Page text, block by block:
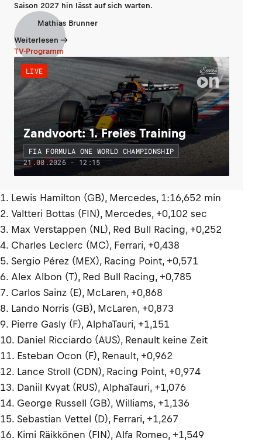
Saison 2027 hin lässt auf sich warten.
Mathias Brunner
Weiterlesen
TV-Programm
LIVE
Zandvoort: 1. Freies Training
FIA FORMULA ONE WORLD CHAMPIONSHIP
21.08.2026 - 12:15
1. Lewis Hamilton (GB), Mercedes, 1:16,652 min
2. Valtteri Bottas (FIN), Mercedes, +0,102 sec
3. Max Verstappen (NL), Red Bull Racing, +0,252
4. Charles Leclerc (MC), Ferrari, +0,438
5. Sergio Pérez (MEX), Racing Point, +0,571
6. Alex Albon (T), Red Bull Racing, +0,785
7. Carlos Sainz (E), McLaren, +0,868
8. Lando Norris (GB), McLaren, +0,873
9. Pierre Gasly (F), AlphaTauri, +1,151
10. Daniel Ricciardo (AUS), Renault keine Zeit
11. Esteban Ocon (F), Renault, +0,962
12. Lance Stroll (CDN), Racing Point, +0,974
13. Daniil Kvyat (RUS), AlphaTauri, +1,076
14. George Russell (GB), Williams, +1,136
15. Sebastian Vettel (D), Ferrari, +1,267
16. Kimi Räikkönen (FIN), Alfa Romeo, +1,549